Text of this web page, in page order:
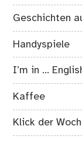
Geschichten
Handyspiele
I’m in …
Kaffee
Klick der